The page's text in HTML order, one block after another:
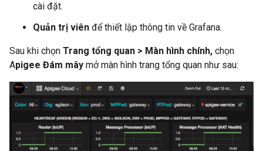
cài đặt.
Quản trị viên để thiết lập thông tin về Grafana.
Sau khi chọn Trang tổng quan > Màn hình chính, chọn
Apigee Đám mây mở màn hình trang tổng quan như sau: